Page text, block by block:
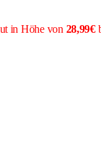
in Höhe von 28,99€